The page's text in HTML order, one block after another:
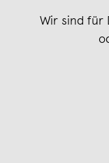
Wir sind für